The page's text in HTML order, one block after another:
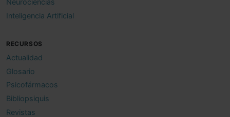
Neurociencias
Inteligencia Artificial
RECURSOS
Actualidad
Glosario
Psicofármacos
Bibliopsiquis
Revistas